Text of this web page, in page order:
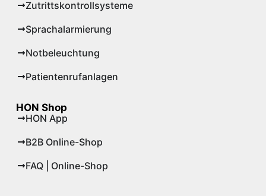
Zutrittskontrollsysteme
Sprachalarmierung
Notbeleuchtung
Patientenrufanlagen
HON Shop
HON App
B2B Online-Shop
FAQ | Online-Shop